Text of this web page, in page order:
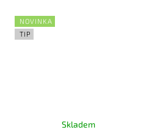
NOVINKA
TIP
Skladem